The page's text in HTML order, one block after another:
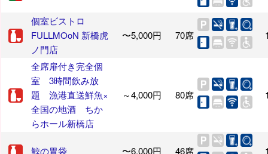
個室ビストロ
FULLMOoN 新橋虎
ノ門店
〜5,000円 70席
全席扉付き完全個
室 3時間飲み放
題 漁港直送鮮魚×
全国の地酒 ちか
らホール新橋店
～4,000円 80席
鯨の胃袋 〜6,000円 46席